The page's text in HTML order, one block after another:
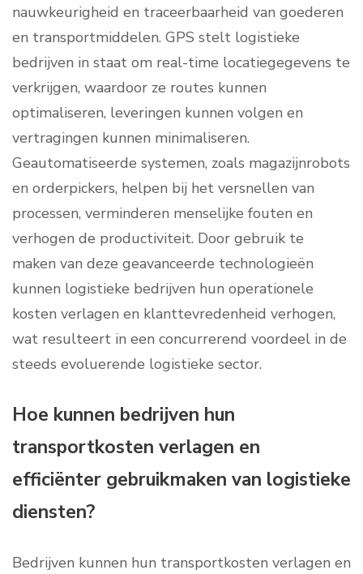
nauwkeurigheid en traceerbaarheid van goederen
en transportmiddelen. GPS stelt logistieke
bedrijven in staat om real-time locatiegegevens te
verkrijgen, waardoor ze routes kunnen
optimaliseren, leveringen kunnen volgen en
vertragingen kunnen minimaliseren.
Geautomatiseerde systemen, zoals magazijnrobots
en orderpickers, helpen bij het versnellen van
processen, verminderen menselijke fouten en
verhogen de productiviteit. Door gebruik te
maken van deze geavanceerde technologieën
kunnen logistieke bedrijven hun operationele
kosten verlagen en klanttevredenheid verhogen,
wat resulteert in een concurrerend voordeel in de
steeds evoluerende logistieke sector.
Hoe kunnen bedrijven hun
transportkosten verlagen en
efficiënter gebruikmaken van logistieke
diensten?
Bedrijven kunnen hun transportkosten verlagen en